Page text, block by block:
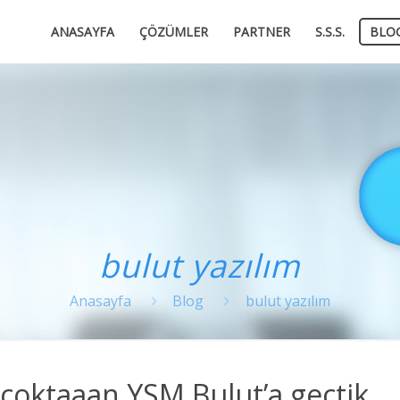
ANASAYFA ÇÖZÜMLER PARTNER S.S.S.
bulut yazılım
Anasayfa Blog bulut yazılım